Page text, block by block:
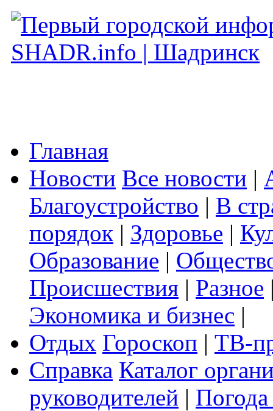
Главная
Новости Все новости |
Благоустройство | В
порядок | Здоровье |
Образование |
Происшествия | Разное
Экономика и бизнес |
Отдых Гороскоп | ТВ-
Справка Каталог
руководителей |